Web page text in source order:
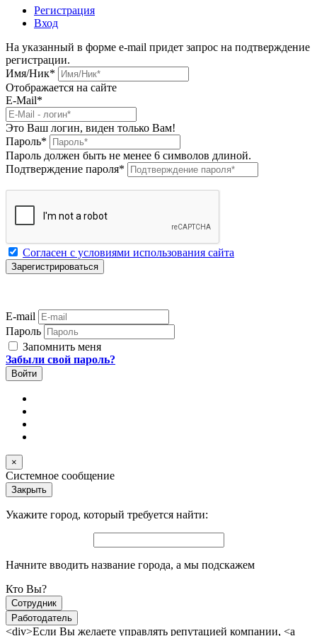
Регистрация
Вход
На указанный в форме e-mail придет запрос на подтверждение
регистрации.
Имя/Ник*
Отображается на сайте
E-Mail*
Это Ваш логин, виден только Вам!
Пароль*
Пароль должен быть не менее 6 символов длиной.
Подтверждение пароля*
Согласен с условиями использования сайта
E-mail
Пароль
Запомнить меня
Забыли свой пароль?
×
Системное сообщение
Закрыть
Укажите город, который требуется найти:
Начните вводить название города, а мы подскажем
Кто Вы?
Сотрудник
Работодатель
<div>Если Вы желаете управлять репутацией компании, <a